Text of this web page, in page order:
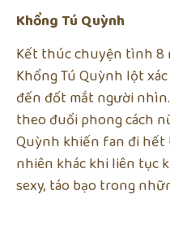
Khổng Tú Quỳnh
Kết thúc chuyện tình 8
Khổng Tú Quỳnh lột
đến đốt mắt người
theo đuổi phong cách
Quỳnh khiến fan đi hết
nhiên khác khi liên tục
sexy, táo bạo trong